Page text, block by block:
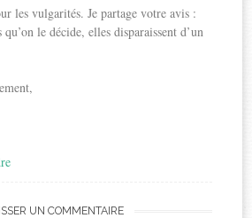
les vulgarités. Je partage votre avis :
qu’on le décide, elles disparaissent d’un
UN COMMENTAIRE